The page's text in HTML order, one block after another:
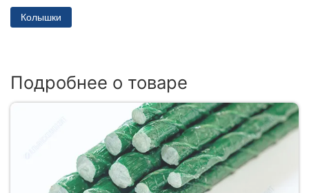
Колышки
Подробнее о товаре